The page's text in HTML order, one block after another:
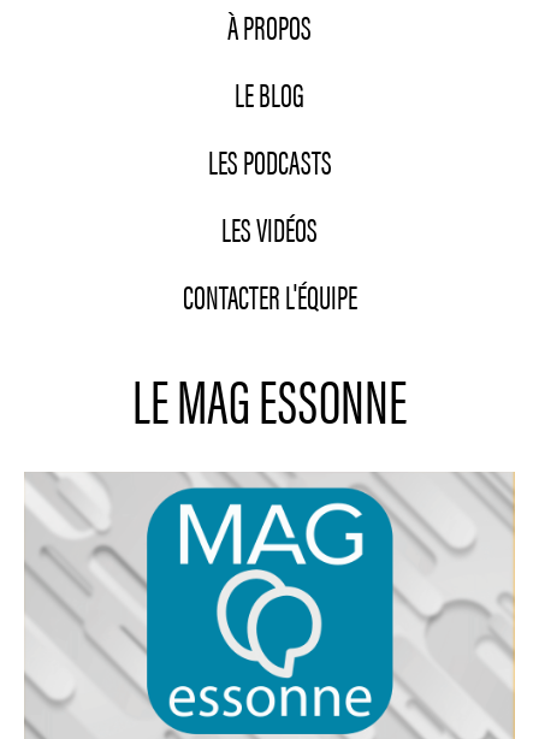
À PROPOS
LE BLOG
LES PODCASTS
LES VIDÉOS
CONTACTER L'ÉQUIPE
LE MAG ESSONNE